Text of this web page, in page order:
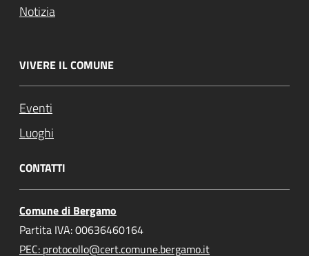
Notizia
VIVERE IL COMUNE
Eventi
Luoghi
CONTATTI
Comune di Bergamo
Partita IVA: 00636460164
PEC: protocollo@cert.comune.bergamo.it